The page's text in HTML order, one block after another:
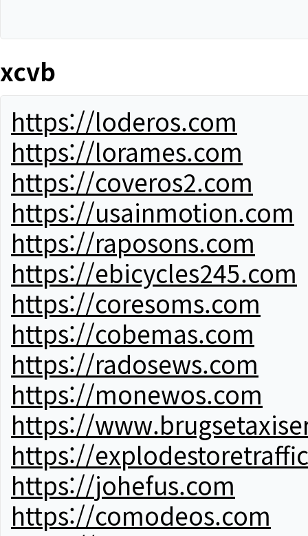
xcvb
https://loderos.com
https://lorames.com
https://coveros2.com
https://usainmotion.com
https://raposons.com
https://ebicycles245.com
https://coresoms.com
https://cobemas.com
https://radosews.com
https://monewos.com
https://
https://
https://johefus.com
https://comodeos.com